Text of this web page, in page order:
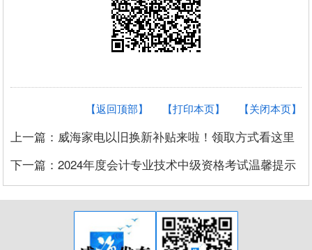
【关闭本页】
【打印本页】
【返回顶部】
上一篇：威海家电以旧换新补贴来啦！领取方式看这里
下一篇：2024年度会计专业技术中级资格考试温馨提示